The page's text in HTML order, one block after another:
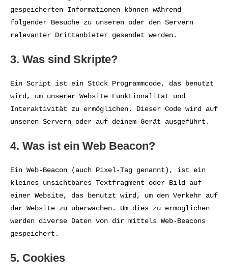
gespeicherten Informationen können während
folgender Besuche zu unseren oder den Servern
relevanter Drittanbieter gesendet werden.
3. Was sind Skripte?
Ein Script ist ein Stück Programmcode, das benutzt
wird, um unserer Website Funktionalität und
Interaktivität zu ermöglichen. Dieser Code wird auf
unseren Servern oder auf deinem Gerät ausgeführt.
4. Was ist ein Web Beacon?
Ein Web-Beacon (auch Pixel-Tag genannt), ist ein
kleines unsichtbares Textfragment oder Bild auf
einer Website, das benutzt wird, um den Verkehr auf
der Website zu überwachen. Um dies zu ermöglichen
werden diverse Daten von dir mittels Web-Beacons
gespeichert.
5. Cookies